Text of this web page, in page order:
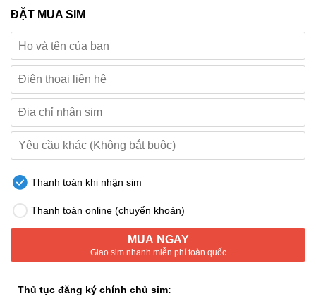
ĐẶT MUA SIM
Thanh toán khi nhận sim
Thanh toán online (chuyển khoản)
MUA NGAY
Giao sim nhanh miễn phí toàn quốc
Thủ tục đăng ký chính chủ sim: